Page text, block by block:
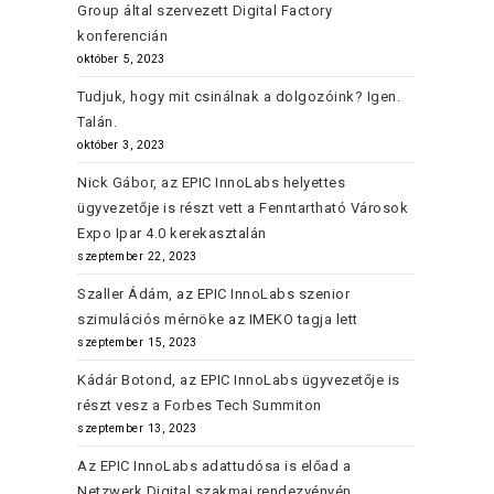
Group által szervezett Digital Factory
konferencián
október 5, 2023
Tudjuk, hogy mit csinálnak a dolgozóink? Igen.
Talán.
október 3, 2023
Nick Gábor, az EPIC InnoLabs helyettes
ügyvezetője is részt vett a Fenntartható Városok
Expo Ipar 4.0 kerekasztalán
szeptember 22, 2023
Szaller Ádám, az EPIC InnoLabs szenior
szimulációs mérnöke az IMEKO tagja lett
szeptember 15, 2023
Kádár Botond, az EPIC InnoLabs ügyvezetője is
részt vesz a Forbes Tech Summiton
szeptember 13, 2023
Az EPIC InnoLabs adattudósa is előad a